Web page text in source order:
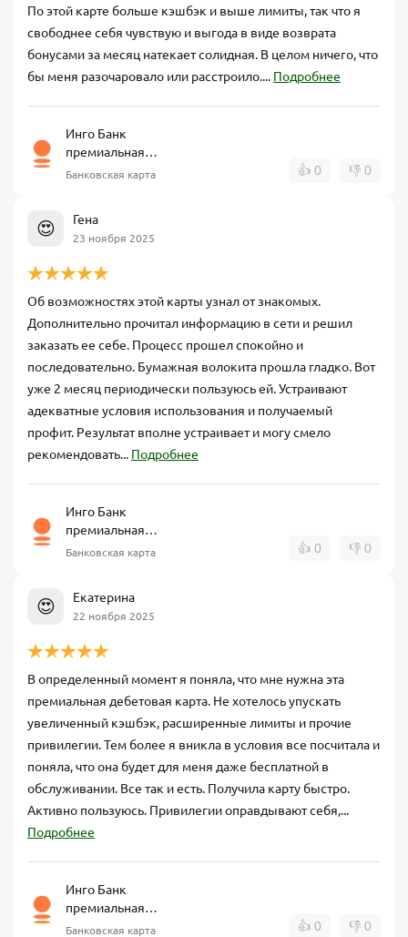
По этой карте больше кэшбэк и выше лимиты, так что я
свободнее себя чувствую и выгода в виде возврата
бонусами за месяц натекает солидная. В целом ничего, что
бы меня разочаровало или расстроило.... Подробнее
Инго Банк
премиальная
дебетовая карта
Банковская карта 👍 0 👎 0
😍 Гена
23 ноября 2025
Об возможностях этой карты узнал от знакомых.
Дополнительно прочитал информацию в сети и решил
заказать ее себе. Процесс прошел спокойно и
последовательно. Бумажная волокита прошла гладко. Вот
уже 2 месяц периодически пользуюсь ей. Устраивают
адекватные условия использования и получаемый
профит. Результат вполне устраивает и могу смело
рекомендовать... Подробнее
Инго Банк
премиальная
дебетовая карта
Банковская карта 👍 0 👎 0
😍 Екатерина
22 ноября 2025
В определенный момент я поняла, что мне нужна эта
премиальная дебетовая карта. Не хотелось упускать
увеличенный кэшбэк, расширенные лимиты и прочие
привилегии. Тем более я вникла в условия все посчитала и
поняла, что она будет для меня даже бесплатной в
обслуживании. Все так и есть. Получила карту быстро.
Активно пользуюсь. Привилегии оправдывают себя,...
Подробнее
Инго Банк
премиальная
дебетовая карта
Банковская карта 👍 0 👎 0